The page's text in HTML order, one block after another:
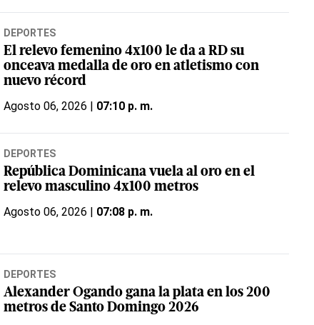
DEPORTES
El relevo femenino 4x100 le da a RD su
onceava medalla de oro en atletismo con
nuevo récord
Agosto 06, 2026 | 07:10 p. m.
DEPORTES
República Dominicana vuela al oro en el
relevo masculino 4x100 metros
Agosto 06, 2026 | 07:08 p. m.
DEPORTES
Alexander Ogando gana la plata en los 200
metros de Santo Domingo 2026